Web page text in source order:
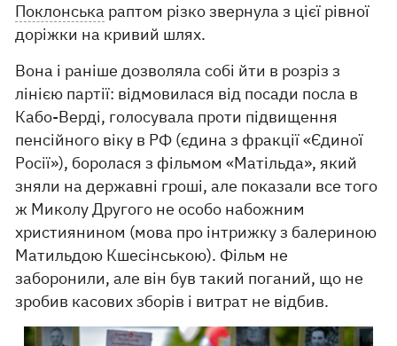
Поклонська раптом різко звернула з цієї рівної
доріжки на кривий шлях.
Вона і раніше дозволяла собі йти в розріз з
лінією партії: відмовилася від посади посла в
Кабо-Верді, голосувала проти підвищення
пенсійного віку в РФ (єдина з фракції «Єдиної
Росії»), боролася з фільмом «Матільда», який
зняли на державні гроші, але показали все того
ж Миколу Другого не особо набожним
християнином (мова про інтрижку з балериною
Матильдою Кшесінською). Фільм не
заборонили, але він був такий поганий, що не
зробив касових зборів і витрат не відбив.